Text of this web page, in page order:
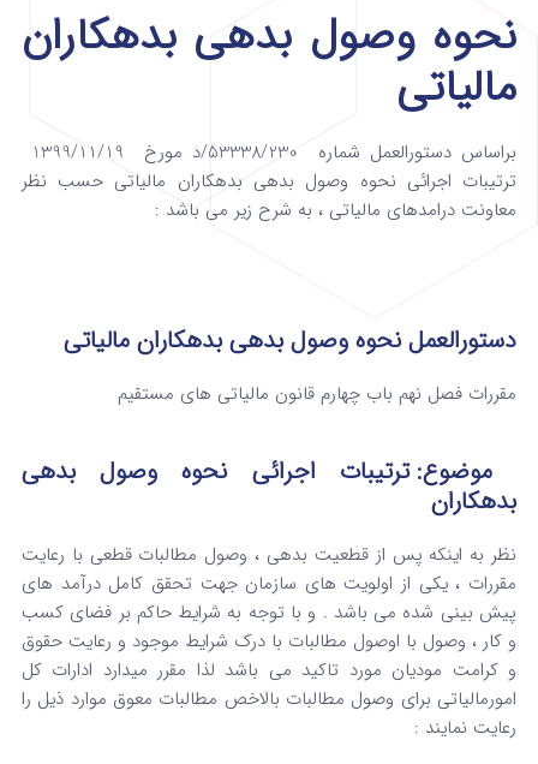
نحوه وصول بدهی بدهکاران
مالیاتی
ترتیبات اجرائی نحوه وصول بدهی بدهکاران مالیاتی حسب نظر
معاونت درامدهای مالیاتی ، به شرح زیر می باشد :
دستورالعمل نحوه وصول بدهی بدهکاران مالیاتی
مقررات فصل نهم باب چهارم قانون مالیاتی های مستقیم
موضوع: ترتیبات اجرائی نحوه وصول بدهی
بدهکاران
نظر به اینکه پس از قطعیت بدهی ، وصول مطالبات قطعی با رعایت
مقررات ، یکی از اولویت های سازمان جهت تحقق کامل درآمد های
پیش بینی شده می باشد . و با توجه به شرایط حاکم بر فضای کسب
و کار ، وصول با اوصول مطالبات با درک شرایط موجود و رعایت حقوق
و کرامت مودیان مورد تاکید می باشد لذا مقرر میدارد ادارات کل
امورمالیاتی برای وصول مطالبات بالاخص مطالبات معوق موارد ذیل را
رعایت نمایند :